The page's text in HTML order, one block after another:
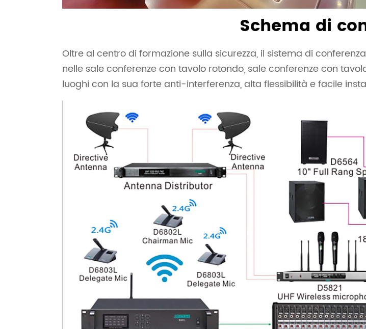
Schema di
Oltre al centro di formazione sulla sicurezza, il sistema di
nelle sale conferenze con tavolo rotondo, sale conferenze con
luoghi con la sua forte anti-interferenza, alta flessibilità e facile